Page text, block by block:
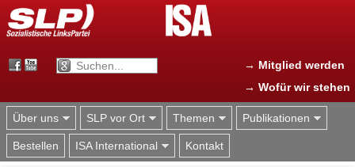
Jump to navigation
→ Mitglied werden
→ Wofür wir stehen
Über uns SLP vor Ort Themen Publikationen
Bestellen ISA International Kontakt